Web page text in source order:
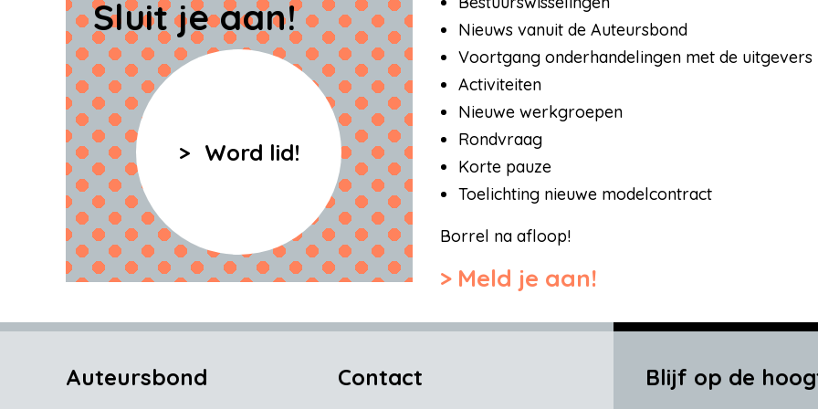
Nieuws vanuit de Auteursbond
Voortgang onderhandelingen met de uitgevers
Activiteiten
Nieuwe werkgroepen
Rondvraag
Korte pauze
Toelichting nieuwe modelcontract
Borrel na afloop!
Meld je aan!
Sluit je aan!
Word lid!
Auteursbond Contact Blijf op de